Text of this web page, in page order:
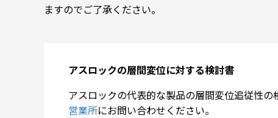
ますのでご了承ください。
アスロックの層間変位に対する検討書
アスロックの代表的な製品の層間変位追従性の
営業所にお問い合わせください。